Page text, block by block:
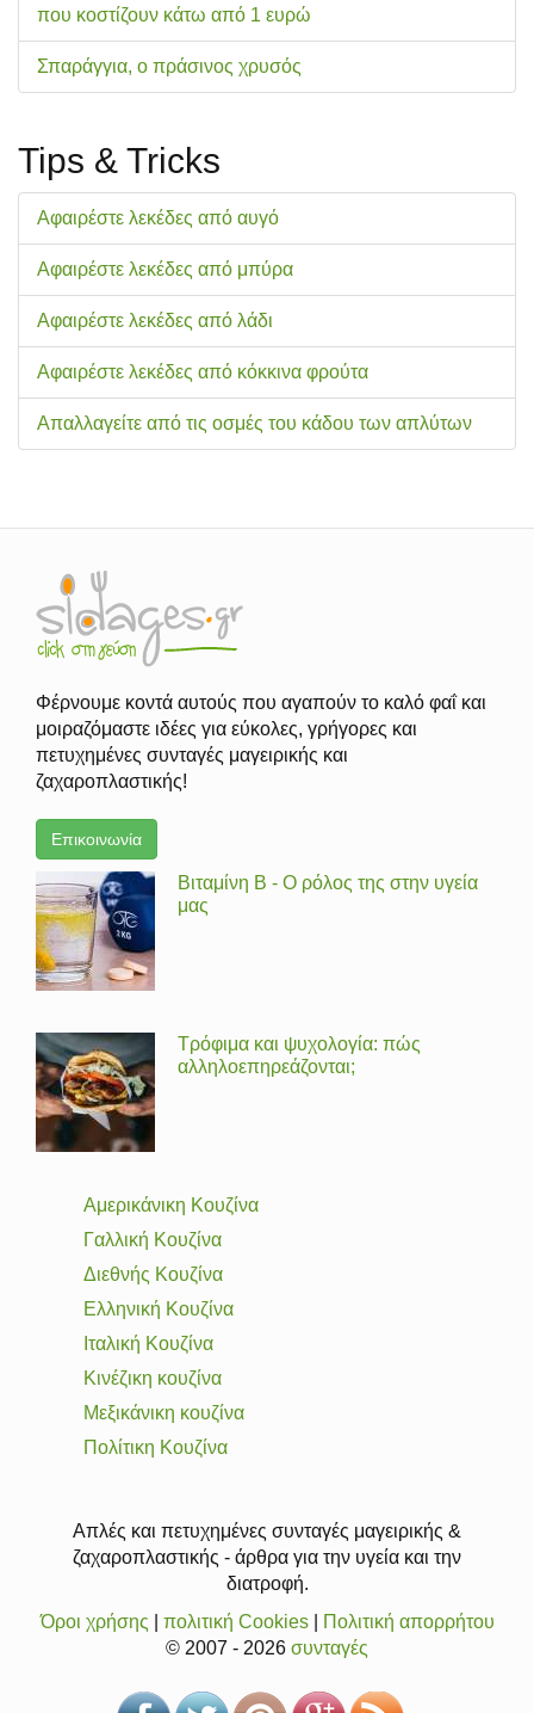
που κοστίζουν κάτω από 1 ευρώ
Σπαράγγια, ο πράσινος χρυσός
Tips & Tricks
Αφαιρέστε λεκέδες από αυγό
Αφαιρέστε λεκέδες από μπύρα
Αφαιρέστε λεκέδες από λάδι
Αφαιρέστε λεκέδες από κόκκινα φρούτα
Απαλλαγείτε από τις οσμές του κάδου των απλύτων
Φέρνουμε κοντά αυτούς που αγαπούν το καλό φαΐ και
μοιραζόμαστε ιδέες για εύκολες, γρήγορες και
πετυχημένες συνταγές μαγειρικής και
ζαχαροπλαστικής!
Επικοινωνία
Βιταμίνη Β - Ο ρόλος της στην υγεία
μας
Τρόφιμα και ψυχολογία: πώς
αλληλοεπηρεάζονται;
Αμερικάνικη Κουζίνα
Γαλλική Κουζίνα
Διεθνής Κουζίνα
Ελληνική Κουζίνα
Ιταλική Κουζίνα
Κινέζικη κουζίνα
Μεξικάνικη κουζίνα
Πολίτικη Κουζίνα
Απλές και πετυχημένες συνταγές μαγειρικής &
ζαχαροπλαστικής - άρθρα για την υγεία και την
διατροφή.
Όροι χρήσης
πολιτική Cookies|
Πολιτική απορρήτου
© 2007 - 2026 συνταγές